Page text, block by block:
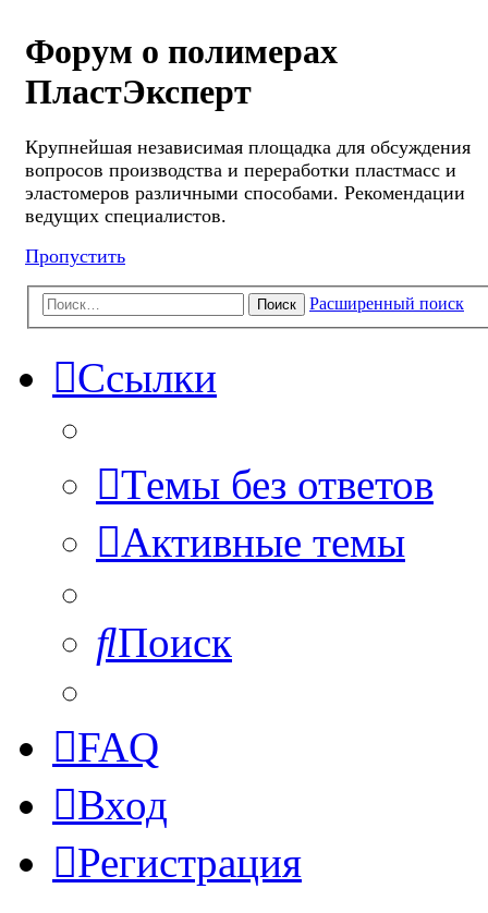
Форум о полимерах
ПластЭксперт
Крупнейшая независимая площадка для обсуждения
вопросов производства и переработки пластмасс и
эластомеров различными способами. Рекомендации
ведущих специалистов.
Пропустить
Поиск Расширенный поиск
Ссылки
Темы без ответов
Активные темы
Поиск
FAQ
Вход
Регистрация